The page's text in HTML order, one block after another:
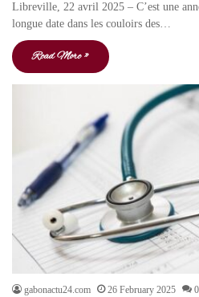
Libreville, 22 avril 2025 – C’est une
longue date dans les couloirs des…
Read More »
gabonactu24.com 26 February 2025 0